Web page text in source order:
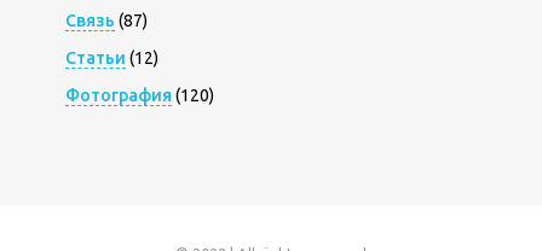
Связь (87)
Статьи (12)
Фотография (120)